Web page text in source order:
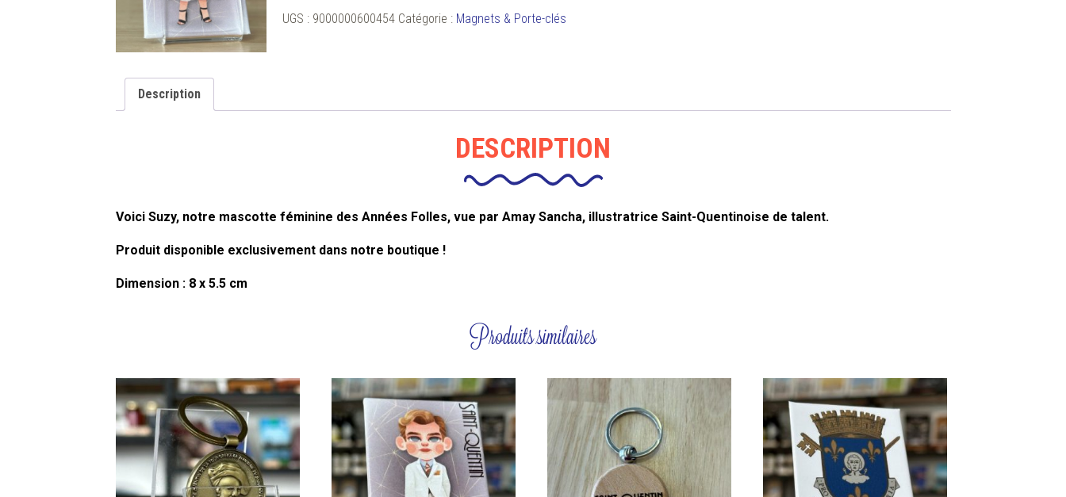
par
UGS : 9000000600454 Catégorie : Magnets & Porte-clés
Description
DESCRIPTION
Voici Suzy, notre mascotte féminine des Années Folles, vue par Amay Sancha, illustratrice Saint-Quentinoise de talent.
Produit disponible exclusivement dans notre boutique !
Dimension : 8 x 5.5 cm
Produits similaires